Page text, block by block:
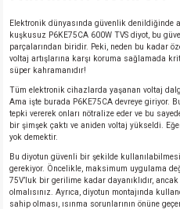
Elektronik dünyasında güvenlik denildiğinde
kuşkusuz P6KE75CA 600W TVS diyot, bu
parçalarından biridir. Peki, neden bu kadar
voltaj artışlarına karşı koruma sağlamada
süper kahramanıdır!
Tüm elektronik cihazlarda yaşanan voltaj
Ama işte burada P6KE75CA devreye giriyor.
tepki vererek onları nötralize eder ve bu
bir şimşek çaktı ve aniden voltaj yükseldi.
yok demektir.
Bu diyotun güvenli bir şekilde
gerekiyor. Öncelikle, maksimum uygulama
75V’luk bir gerilime kadar dayanıklıdır,
olmalısınız. Ayrıca, diyotun montajında
sahip olması, ısınma sorunlarının önüne